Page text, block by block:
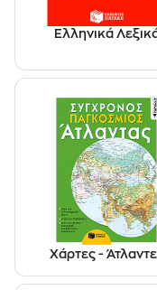
Ελληνικά
Χάρτες -